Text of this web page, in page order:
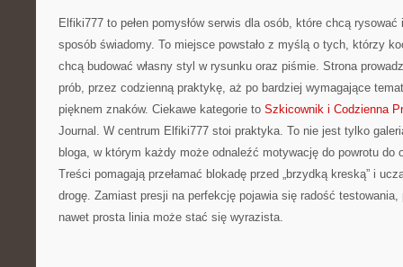
Elfiki777 to pełen pomysłów serwis dla osób, które chcą
sposób świadomy. To miejsce powstało z myślą o tych, którzy
chcą budować własny styl w rysunku oraz piśmie. Strona
prób, przez codzienną praktykę, aż po bardziej wymagające
pięknem znaków. Ciekawe kategorie to Szkicownik i Codzienna
Journal. W centrum Elfiki777 stoi praktyka. To nie jest tylko
bloga, w którym każdy może odnaleźć motywację do powrotu do
Treści pomagają przełamać blokadę przed „brzydką kreską” i
drogę. Zamiast presji na perfekcję pojawia się radość
nawet prosta linia może stać się wyrazista.